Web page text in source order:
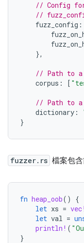
// Config
//
fuzz_config :
},
// Path to a
corpus : [
// Path to a
dictionary :
}
fuzzer.rs 檔案包
fn heap_oob()
{
let xs = vec!
let val =
println! (
}